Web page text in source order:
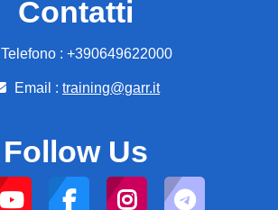
Contatti
Telefono : +390649622000
Email : training@garr.it
Follow Us